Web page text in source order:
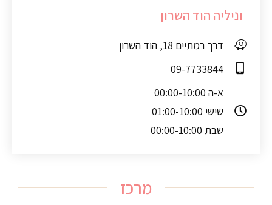
וניליה הוד השרון
דרך רמתיים 18, הוד השרון
09-7733844
א-ה 00:00-10:00
שישי 01:00-10:00
שבת 00:00-10:00
מרכז